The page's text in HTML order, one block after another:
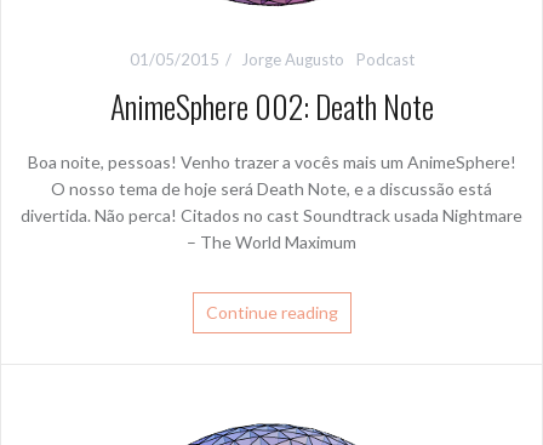
01/05/2015 Jorge Augusto Podcast
AnimeSphere 002: Death Note
Boa noite, pessoas! Venho trazer a vocês mais um AnimeSphere!
O nosso tema de hoje será Death Note, e a discussão está
divertida. Não perca! Citados no cast Soundtrack usada Nightmare
– The World Maximum
Continue reading